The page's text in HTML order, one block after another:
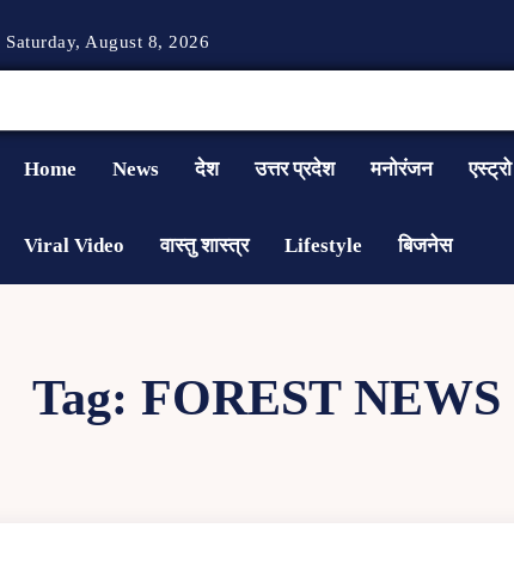
Saturday, August 8, 2026
Home News देश उत्तर प्रदेश मनोरंजन एस्ट्रो
Viral Video वास्तु शास्त्र Lifestyle बिजनेस
Tag: FOREST NEWS